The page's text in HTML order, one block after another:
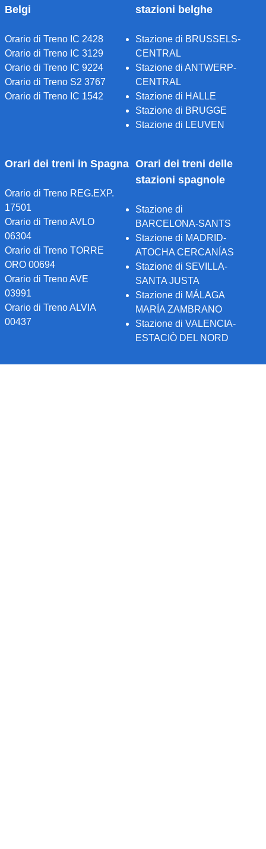
Belgi
Orario di Treno IC 2428
Orario di Treno IC 3129
Orario di Treno IC 9224
Orario di Treno S2 3767
Orario di Treno IC 1542
stazioni belghe
Stazione di BRUSSELS-
CENTRAL
Stazione di ANTWERP-
CENTRAL
Stazione di HALLE
Stazione di BRUGGE
Stazione di LEUVEN
Orari dei treni in Spagna
Orario di Treno REG.EXP.
17501
Orario di Treno AVLO
06304
Orario di Treno TORRE
ORO 00694
Orario di Treno AVE
03991
Orario di Treno ALVIA
00437
Orari dei treni delle
stazioni spagnole
Stazione di
BARCELONA-SANTS
Stazione di MADRID-
ATOCHA CERCANÍAS
Stazione di SEVILLA-
SANTA JUSTA
Stazione di MÁLAGA
MARÍA ZAMBRANO
Stazione di VALENCIA-
ESTACIÒ DEL NORD